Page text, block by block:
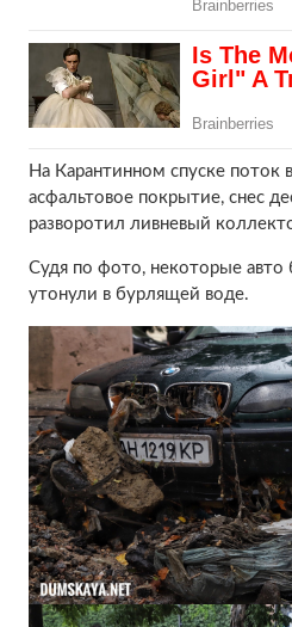
На Карантинном спуске поток
асфальтовое покрытие, снес
разворотил ливневый
Судя по фото, некоторые авто
утонули в бурлящей воде.